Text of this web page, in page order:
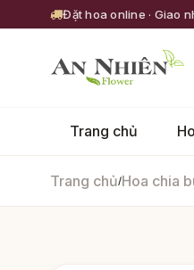
Đặt hoa online · Giao
Trang chủ
Trang chủ/Hoa chia